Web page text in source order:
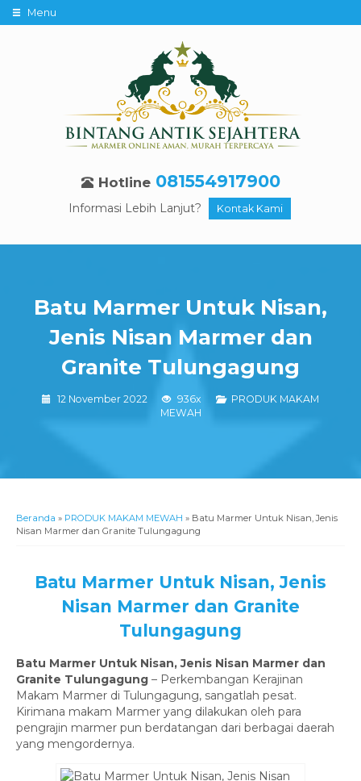
Menu
Hotline 081554917900
Informasi Lebih Lanjut? Kontak Kami
Batu Marmer Untuk Nisan,
Jenis Nisan Marmer dan
Granite Tulungagung
12 November 2022 936x
PRODUK MAKAM
MEWAH
Beranda » PRODUK MAKAM MEWAH » Batu Marmer Untuk Nisan, Jenis
Nisan Marmer dan Granite Tulungagung
Batu Marmer Untuk Nisan, Jenis
Nisan Marmer dan Granite
Tulungagung
Batu Marmer Untuk Nisan, Jenis Nisan Marmer dan
Granite Tulungagung – Perkembangan Kerajinan
Makam Marmer di Tulungagung, sangatlah pesat.
Kirimana makam Marmer yang dilakukan oleh para
pengrajin marmer pun berdatangan dari berbagai daerah
yang mengordernya.